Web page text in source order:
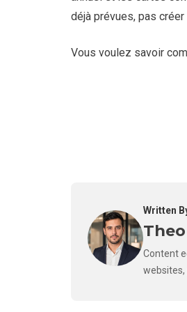
déjà prévues, pas
Vous voulez savoir
Written
Content
websites,